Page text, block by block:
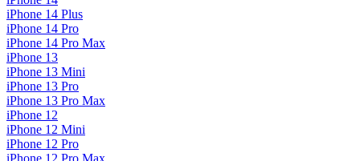
iPhone 14 Plus
iPhone 14 Pro
iPhone 14 Pro Max
iPhone 13
iPhone 13 Mini
iPhone 13 Pro
iPhone 13 Pro Max
iPhone 12
iPhone 12 Mini
iPhone 12 Pro
iPhone 12 Pro Max